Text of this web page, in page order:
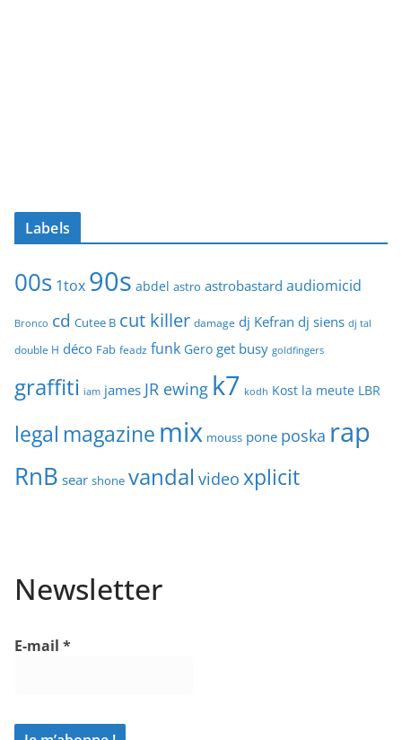
Labels
00s 1tox 90s abdel astro astrobastard audiomicid
Bronco cd Cutee B cut killer damage dj Kefran dj siens dj tal
double H déco Fab feadz funk Gero get busy goldfingers
graffiti iam james JR ewing k7 kodh Kost la meute LBR
legal magazine mix mouss pone poska rap
RnB sear shone vandal video xplicit
Newsletter
E-mail *